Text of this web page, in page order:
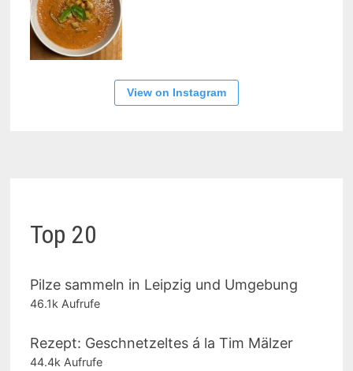
View on Instagram
Top 20
Pilze sammeln in Leipzig und Umgebung
46.1k Aufrufe
Rezept: Geschnetzeltes á la Tim Mälzer
44.4k Aufrufe